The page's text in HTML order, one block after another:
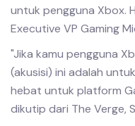
untuk pengguna Xbox.
Executive VP Gaming
"Jika kamu pengguna
(akusisi) ini adalah
hebat untuk platform
dikutip dari The Verge,